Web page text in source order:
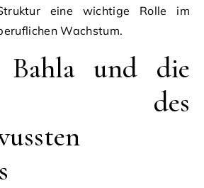
eine wichtige Rolle im
Wachstum.
Bahla und die
des